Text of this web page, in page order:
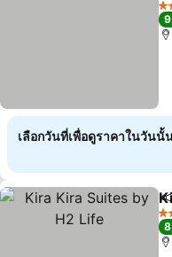
3
เลือกวันที่เพื่อดูราคาในวันนั้
แ
3